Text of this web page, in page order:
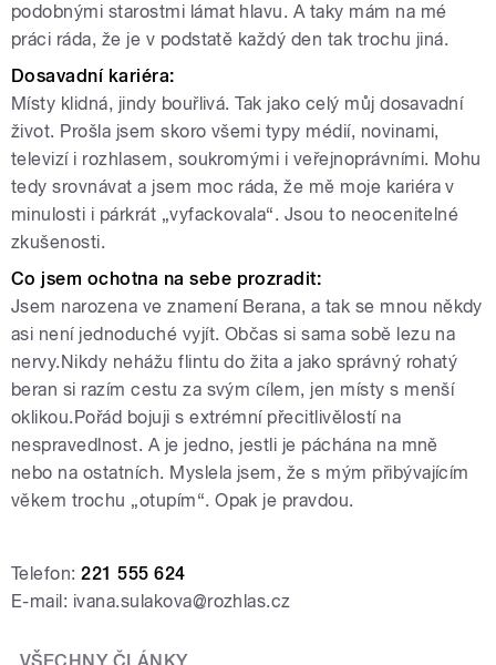
podobnými starostmi lámat hlavu. A taky mám na mé
práci ráda, že je v podstatě každý den tak trochu jiná.
Dosavadní kariéra:
Místy klidná, jindy bouřlivá. Tak jako celý můj dosavadní
život. Prošla jsem skoro všemi typy médií, novinami,
televizí i rozhlasem, soukromými i veřejnoprávními. Mohu
tedy srovnávat a jsem moc ráda, že mě moje kariéra v
minulosti i párkrát „vyfackovala“. Jsou to neocenitelné
zkušenosti.
Co jsem ochotna na sebe prozradit:
Jsem narozena ve znamení Berana, a tak se mnou někdy
asi není jednoduché vyjít. Občas si sama sobě lezu na
nervy.Nikdy nehážu flintu do žita a jako správný rohatý
beran si razím cestu za svým cílem, jen místy s menší
oklikou.Pořád bojuji s extrémní přecitlivělostí na
nespravedlnost. A je jedno, jestli je páchána na mně
nebo na ostatních. Myslela jsem, že s mým přibývajícím
věkem trochu „otupím“. Opak je pravdou.
Telefon:221 555 624
E-mail: ivana.sulakova@rozhlas.cz